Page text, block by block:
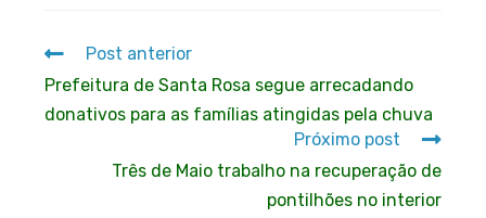
Post anterior
Prefeitura de Santa Rosa segue arrecadando
donativos para as famílias atingidas pela chuva
Próximo post
Três de Maio trabalho na recuperação de
pontilhões no interior